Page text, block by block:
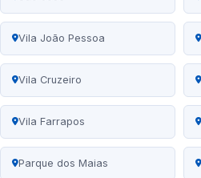
Vila João Pessoa
Vila Cruzeiro
Vila Farrapos
Parque dos Maias